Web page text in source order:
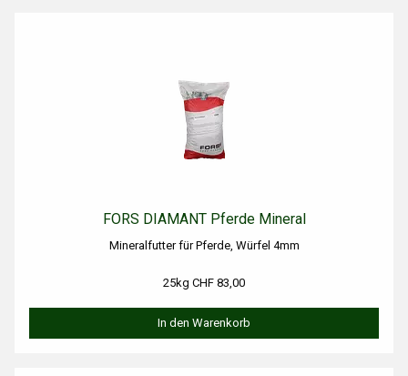
FORS DIAMANT Pferde Mineral
Mineralfutter für Pferde, Würfel 4mm
25kg CHF 83,00
In den Warenkorb